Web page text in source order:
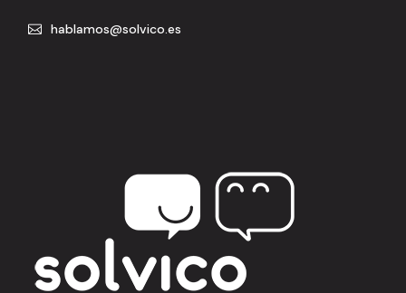
hablamos@solvico.es